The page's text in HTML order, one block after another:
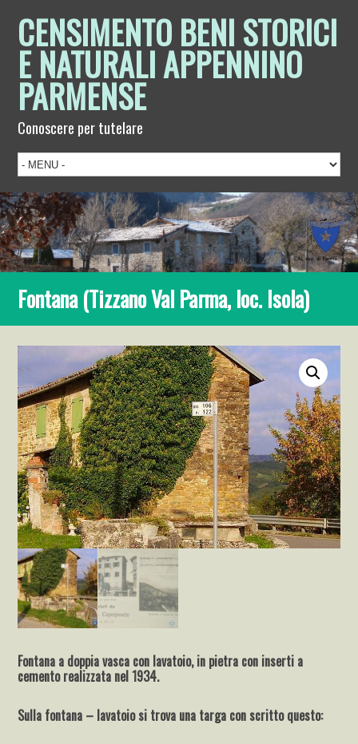
CENSIMENTO BENI STORICI
E NATURALI APPENNINO
PARMENSE
Conoscere per tutelare
Fontana (Tizzano Val Parma, loc. Isola)
Fontana a doppia vasca con lavatoio, in pietra con inserti a
cemento realizzata nel 1934.
Sulla fontana – lavatoio si trova una targa con scritto questo: